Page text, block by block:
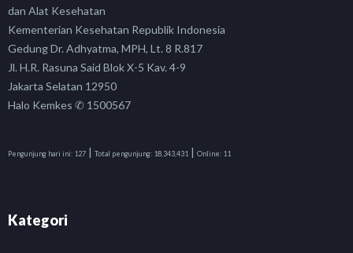
dan Alat Kesehatan
Kementerian Kesehatan Republik Indonesia
Gedung Dr. Adhyatma, MPH, Lt. 8 R.817
Jl. H.R. Rasuna Said Blok X-5 Kav. 4-9
Jakarta Selatan 12950
Halo Kemkes ✆ 1500567
Pengunjung hari ini: 127 | Total pengunjung: 18,343,431 | Online: 11
Kategori